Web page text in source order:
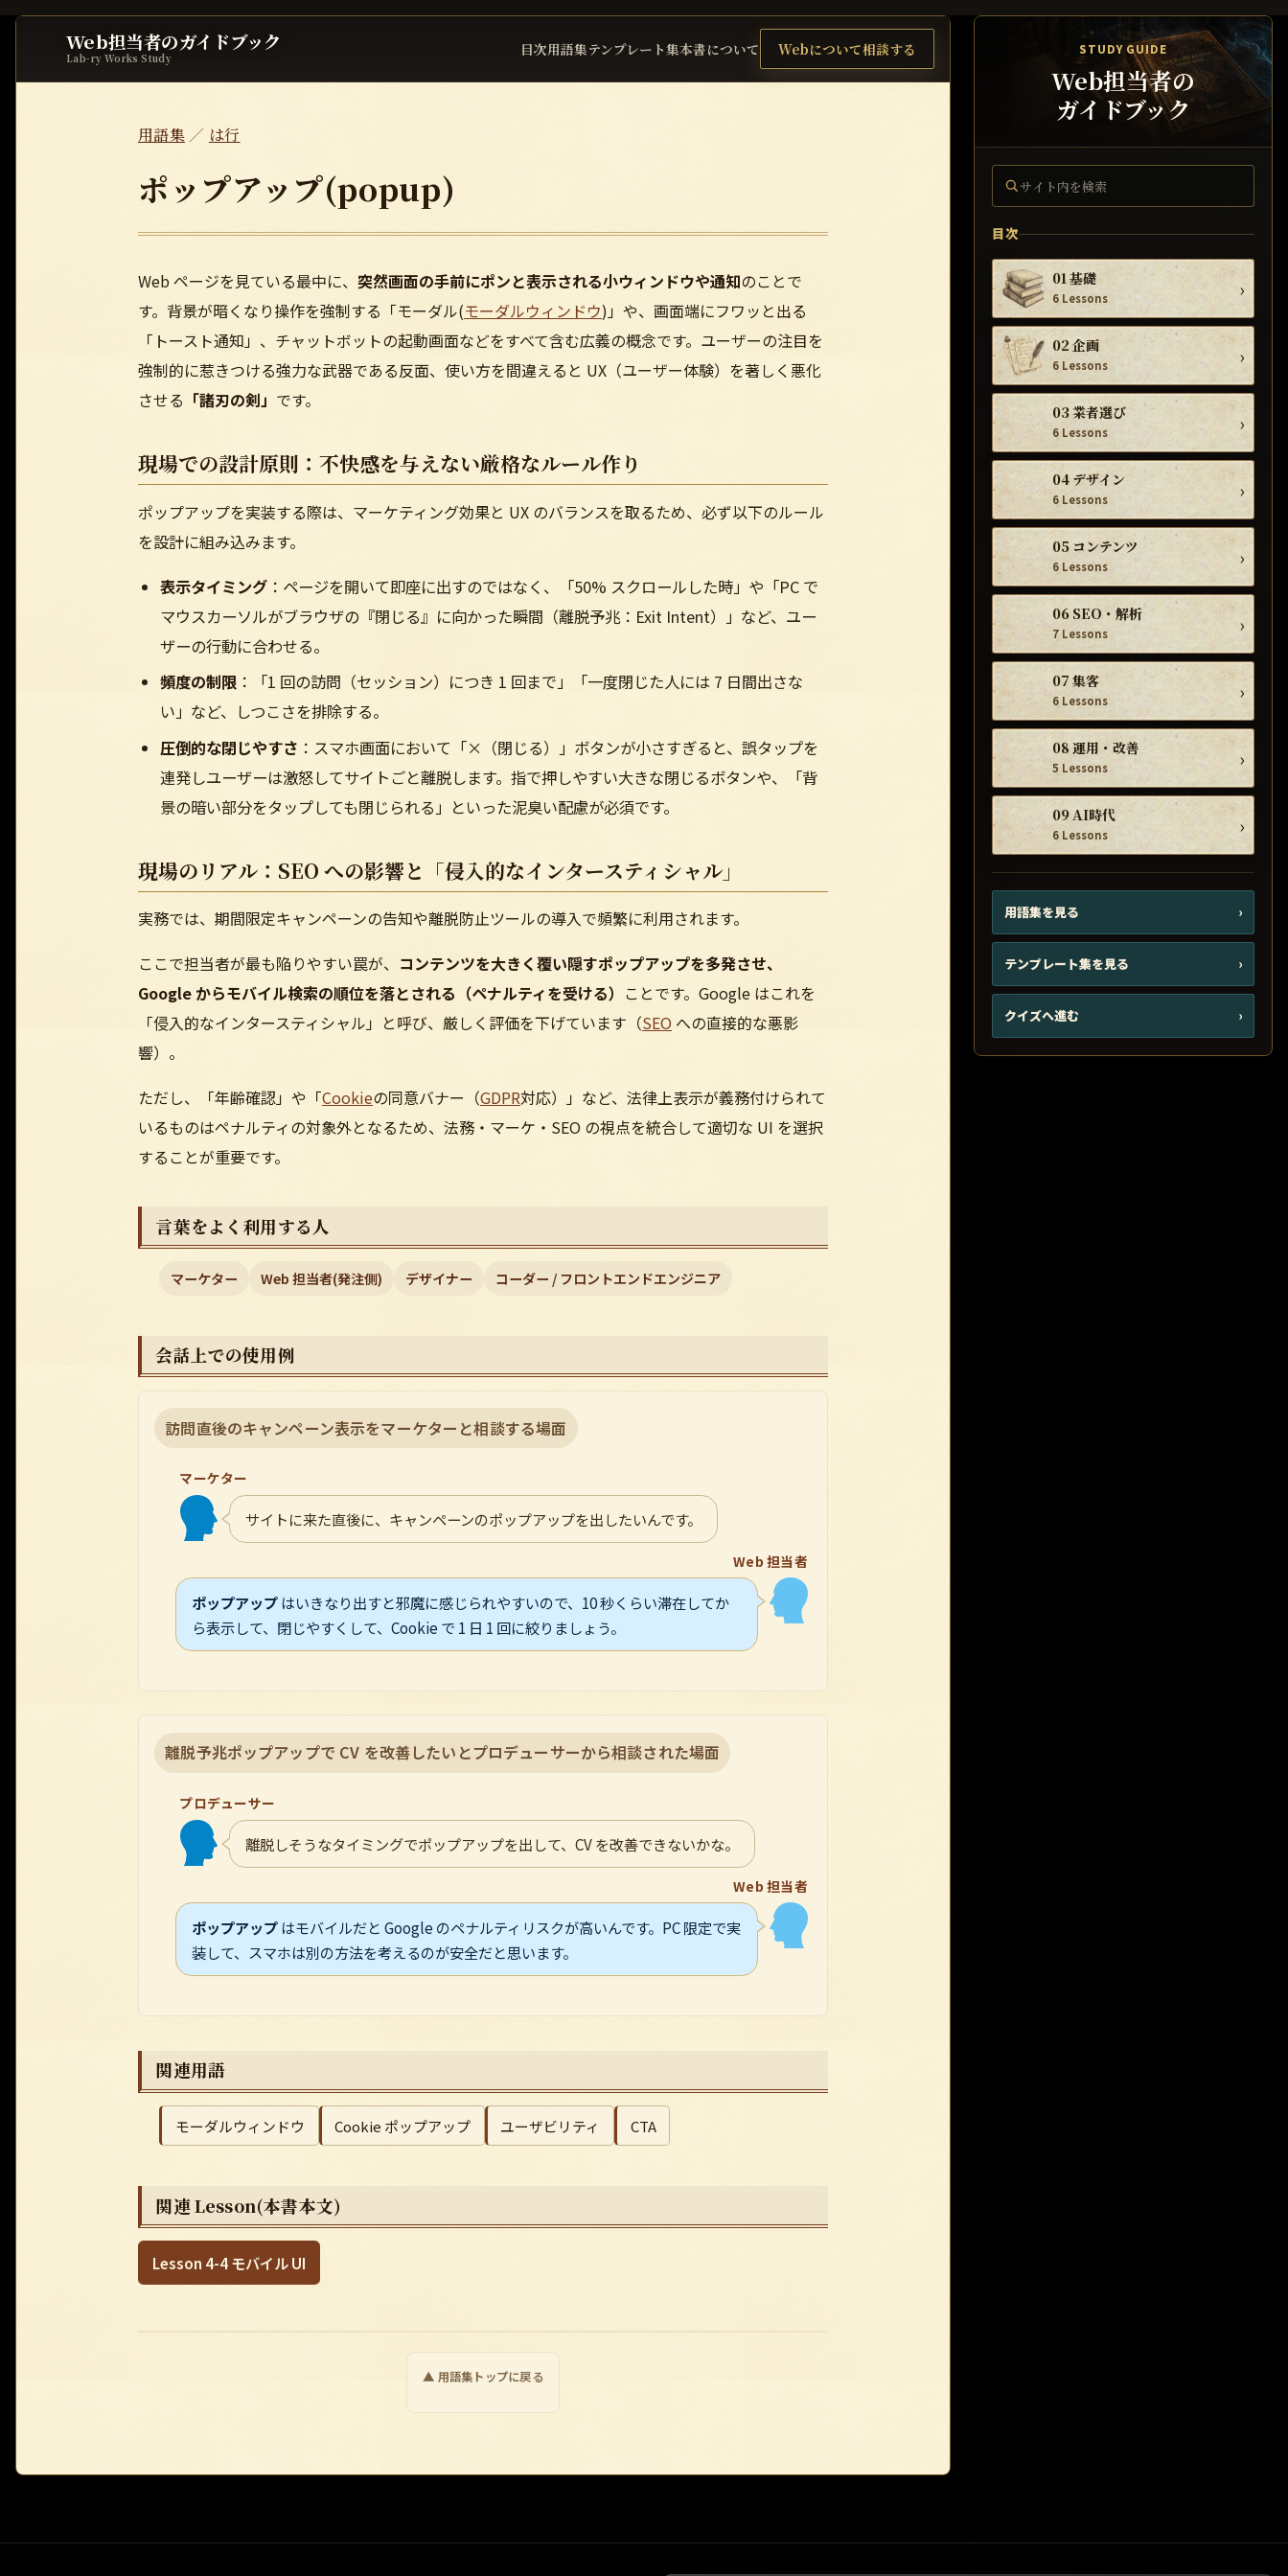
STUDY GUIDE
Web担当者の
ガイドブック
サイト内を検索
目次
01 基礎
6 Lessons ›
02 企画
6 Lessons ›
03 業者選び
6 Lessons ›
04 デザイン
6 Lessons ›
05 コンテンツ
6 Lessons ›
06 SEO・解析
7 Lessons ›
07 集客
6 Lessons ›
08 運用・改善
5 Lessons ›
09 AI時代
6 Lessons ›
用語集を見る ›
テンプレート集を見る ›
クイズへ進む ›
Web担当者のガイドブック
Lab-ry Works Study
目次用語集テンプレート集本書について Webについて相談する
用語集／ は行
ポップアップ(popup)
Web ページを見ている最中に、 突然画面の手前にポンと表示される小ウィンドウや通知のことで
す。背景が暗くなり操作を強制する「モーダル(モーダルウィンドウ)」や、画面端にフワッと出る
「トースト通知」、チャットボットの起動画面などをすべて含む広義の概念です。ユーザーの注目を
強制的に惹きつける強力な武器である反面、使い方を間違えると UX（ユーザー体験）を著しく悪化
させる 「諸刃の剣」 です。
現場での設計原則：不快感を与えない厳格なルール作り
ポップアップを実装する際は、マーケティング効果と UX のバランスを取るため、必ず以下のルール
を設計に組み込みます。
表示タイミング：ページを開いて即座に出すのではなく、「50% スクロールした時」や「PC で
マウスカーソルがブラウザの『閉じる』に向かった瞬間（離脱予兆：Exit Intent）」など、ユー
ザーの行動に合わせる。
頻度の制限：「1 回の訪問（セッション）につき 1 回まで」「一度閉じた人には 7 日間出さな
い」など、しつこさを排除する。
圧倒的な閉じやすさ ：スマホ画面において「×（閉じる）」ボタンが小さすぎると、誤タップを
連発しユーザーは激怒してサイトごと離脱します。指で押しやすい大きな閉じるボタンや、「背
景の暗い部分をタップしても閉じられる」といった泥臭い配慮が必須です。
現場のリアル：SEO への影響と「侵入的なインタースティシャル」
実務では、期間限定キャンペーンの告知や離脱防止ツールの導入で頻繁に利用されます。
ここで担当者が最も陥りやすい罠が、 コンテンツを大きく覆い隠すポップアップを多発させ、
Google からモバイル検索の順位を落とされる（ペナルティを受ける） ことです。Google はこれを
「侵入的なインタースティシャル」と呼び、厳しく評価を下げています（SEO への直接的な悪影
響）。
ただし、「年齢確認」や「Cookieの同意バナー（GDPR対応）」など、法律上表示が義務付けられて
いるものはペナルティの対象外となるため、法務・マーケ・SEO の視点を統合して適切な UI を選択
することが重要です。
言葉をよく利用する人
マーケター Web 担当者(発注側) デザイナー コーダー / フロントエンドエンジニア
会話上での使用例
訪問直後のキャンペーン表示をマーケターと相談する場面
マーケター
サイトに来た直後に、キャンペーンのポップアップを出したいんです。
Web 担当者
ポップアップ はいきなり出すと邪魔に感じられやすいので、10 秒くらい滞在してか
ら表示して、閉じやすくして、Cookie で 1 日 1 回に絞りましょう。
離脱予兆ポップアップで CV を改善したいとプロデューサーから相談された場面
プロデューサー
離脱しそうなタイミングでポップアップを出して、CV を改善できないかな。
Web 担当者
ポップアップ はモバイルだと Google のペナルティリスクが高いんです。PC 限定で実
装して、スマホは別の方法を考えるのが安全だと思います。
関連用語
モーダルウィンドウ Cookie ポップアップ ユーザビリティ CTA
関連 Lesson(本書本文)
Lesson 4-4 モバイル UI
▲ 用語集トップに戻る